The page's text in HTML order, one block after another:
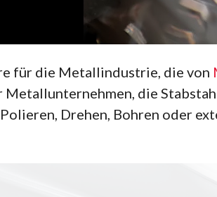
für die Metallindustrie, die von
die
Drehen, Bohren oder